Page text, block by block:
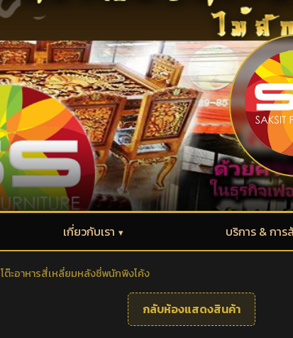
เกี่ยวกับเรา บริการ & การ
โต๊ะอาหารสี่เหลี่ยมหลังซี่พนักพิงโค้ง
กลับห้องแสดงสินค้า